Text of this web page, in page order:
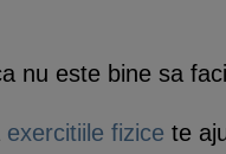
nu este bine sa
exercitiile fizice te